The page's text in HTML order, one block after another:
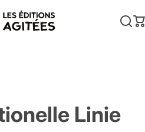
Linie